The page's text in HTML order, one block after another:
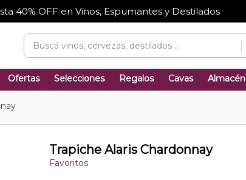
40% OFF en Vinos, Espumantes y Destilados
Ofertas Selecciones Regalos Cavas Almacén
Trapiche Alaris Chardonnay
Favoritos